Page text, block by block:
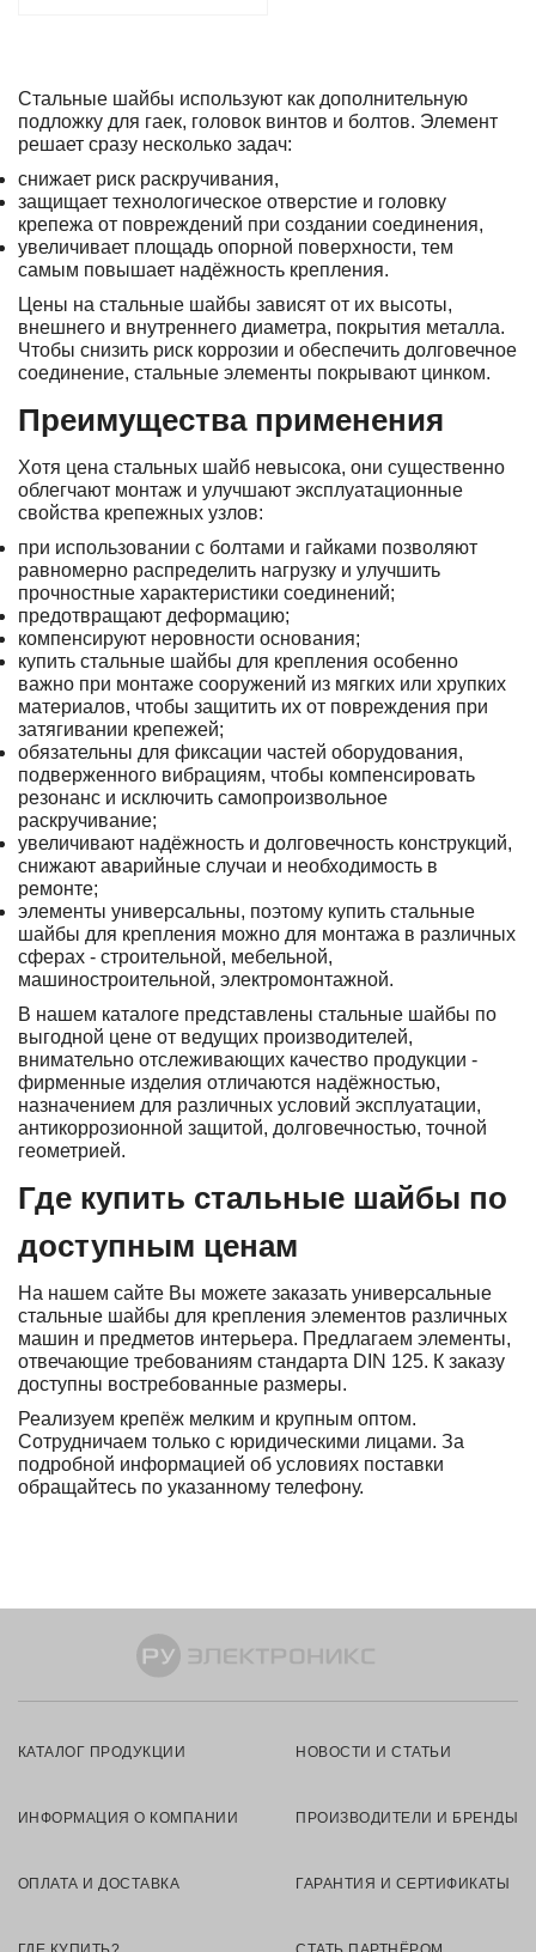
Стальные шайбы используют как дополнительную
подложку для гаек, головок винтов и болтов. Элемент
решает сразу несколько задач:
снижает риск раскручивания,
защищает технологическое отверстие и головку
крепежа от повреждений при создании соединения,
увеличивает площадь опорной поверхности, тем
самым повышает надёжность крепления.
Цены на стальные шайбы зависят от их высоты,
внешнего и внутреннего диаметра, покрытия металла.
Чтобы снизить риск коррозии и обеспечить долговечное
соединение, стальные элементы покрывают цинком.
Преимущества применения
Хотя цена стальных шайб невысока, они существенно
облегчают монтаж и улучшают эксплуатационные
свойства крепежных узлов:
при использовании с болтами и гайками позволяют
равномерно распределить нагрузку и улучшить
прочностные характеристики соединений;
предотвращают деформацию;
компенсируют неровности основания;
купить стальные шайбы для крепления особенно
важно при монтаже сооружений из мягких или хрупких
материалов, чтобы защитить их от повреждения при
затягивании крепежей;
обязательны для фиксации частей оборудования,
подверженного вибрациям, чтобы компенсировать
резонанс и исключить самопроизвольное
раскручивание;
увеличивают надёжность и долговечность конструкций,
снижают аварийные случаи и необходимость в
ремонте;
элементы универсальны, поэтому купить стальные
шайбы для крепления можно для монтажа в различных
сферах - строительной, мебельной,
машиностроительной, электромонтажной.
В нашем каталоге представлены стальные шайбы по
выгодной цене от ведущих производителей,
внимательно отслеживающих качество продукции -
фирменные изделия отличаются надёжностью,
назначением для различных условий эксплуатации,
антикоррозионной защитой, долговечностью, точной
геометрией.
Где купить стальные шайбы по
доступным ценам
На нашем сайте Вы можете заказать универсальные
стальные шайбы для крепления элементов различных
машин и предметов интерьера. Предлагаем элементы,
отвечающие требованиям стандарта DIN 125. К заказу
доступны востребованные размеры.
Реализуем крепёж мелким и крупным оптом.
Сотрудничаем только с юридическими лицами. За
подробной информацией об условиях поставки
обращайтесь по указанному телефону.
КАТАЛОГ ПРОДУКЦИИ НОВОСТИ И СТАТЬИ
ИНФОРМАЦИЯ О КОМПАНИИ ПРОИЗВОДИТЕЛИ И БРЕНДЫ
ОПЛАТА И ДОСТАВКА ГАРАНТИЯ И СЕРТИФИКАТЫ